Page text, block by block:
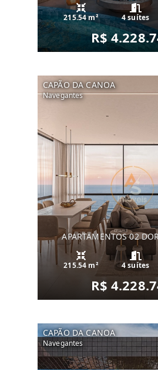
215.54 m² 4 suítes
R$
CAPÃO DA CANOA
Navegantes
APARTAMENTOS 02
215.54 m² 4 suítes
R$
CAPÃO DA CANOA
Navegantes